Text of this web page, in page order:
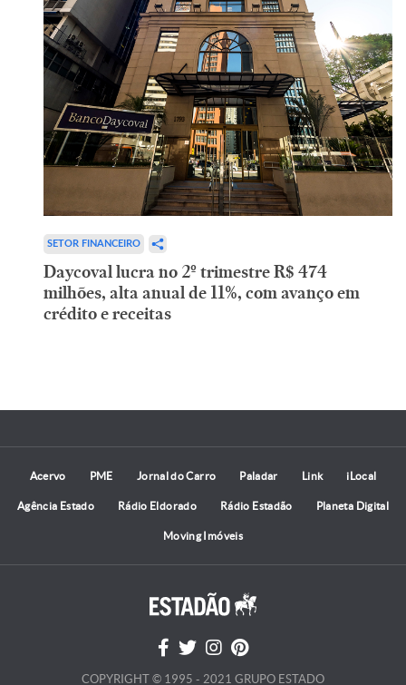
SETOR FINANCEIRO
Daycoval lucra no 2º trimestre R$ 474
milhões, alta anual de 11%, com avanço em
crédito e receitas
Acervo PME Jornal do Carro Paladar Link iLocal
Agência Estado Rádio Eldorado Rádio Estadão Planeta Digital
Moving Imóveis
COPYRIGHT © 1995 - 2021 GRUPO ESTADO